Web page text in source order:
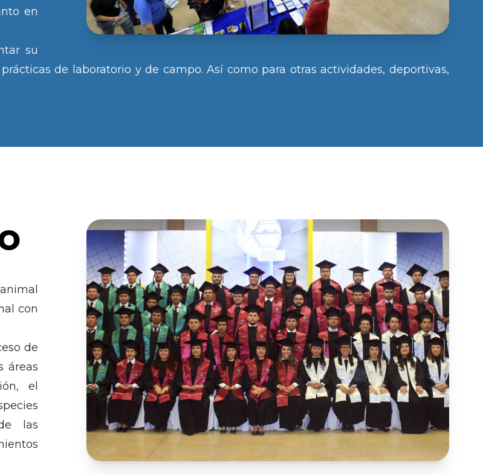
en
su
de laboratorio y de campo. Así como para otras actividades, deportivas,
con
de
áreas
el
las